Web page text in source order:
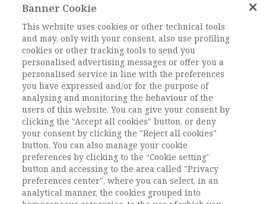
Keywords:Processo di civilizzazione, Norbert
Elias, Emozioni, Sociologia delle emozioni, Cas
Wouters, Process of civilisation, Emotions,
Sociology of emotions
DOI:10.1485/AIS_2016/7_APRILE_3349451
Pagine49-70
L'ACCESSO A QUESTO
CONTENUTO E' RISERVATO AGLI
UTENTI ABBONATI
Sei abbonato?ESEGUI L'ACCESSOoppure
Banner Cookie
This website uses cookies or other technical tools
and may, only with your consent, also use profiling
cookies or other tracking tools to send you
personalised advertising messages or offer you a
personalised service in line with the preferences
you have expressed and/or for the purpose of
analysing and monitoring the behaviour of the
users of this website. You can give your consent by
clicking the "Accept all cookies" button, or deny
your consent by clicking the "Reject all cookies"
button. You can also manage your cookie
preferences by clicking to the “Cookie setting”
button and accessing to the area called "Privacy
preferences center", where you can select, in an
analytical manner, the cookies grouped into